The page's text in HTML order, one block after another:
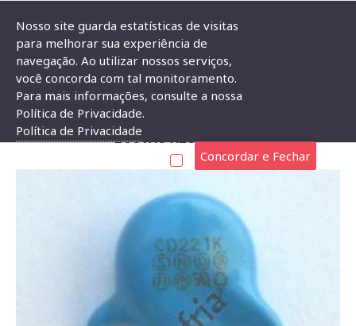
Capacitor Disco Cerâmico X1Y1 220pF X 250VAC Azul (221)
CAPACITOR DISCO CERÂMICO X1Y1 220PF X
250VAC AZUL (221)
Nosso site guarda estatísticas de visitas
para melhorar sua experiência de
navegação. Ao utilizar nossos serviços,
você concorda com tal monitoramento.
Para mais informações, consulte a nossa
Política de Privacidade.
Política de Privacidade
Concordar e Fechar